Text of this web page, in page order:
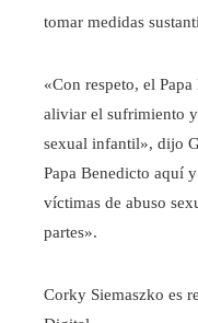
tomar medidas
«Con respeto, el
aliviar el sufrimiento
sexual infantil», dijo
Papa Benedicto aquí
víctimas de abuso
partes».
Corky Siemaszko es